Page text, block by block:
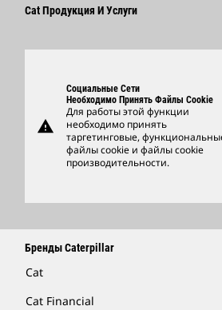
Новейшие Технологии
Cat Продукция И Услуги
Support
Фирменные Товары
Найти Дилера
warning
Социальные Сети
Необходимо Принять Файлы Cookie
Для работы этой функции
необходимо принять
таргетинговые,
файлы cookie и файлы cookie
производительности.
Бренды Caterpillar
Cat
Cat Financial